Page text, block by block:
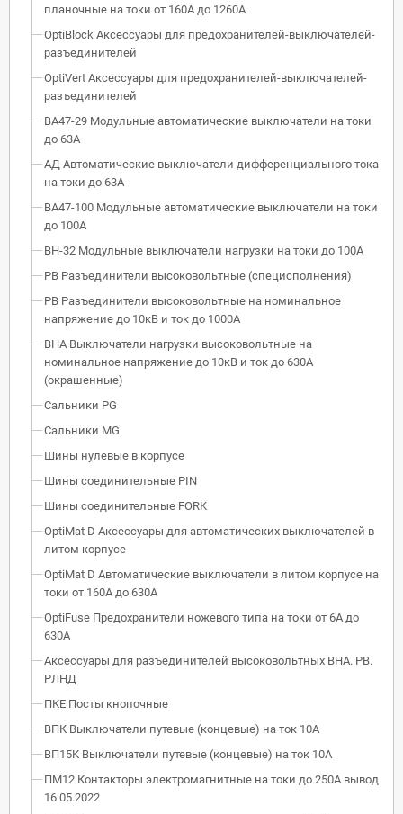
планочные на токи от 160А до 1260А
OptiBlock Аксессуары для предохранителей-выключателей-
разъединителей
OptiVert Аксессуары для предохранителей-выключателей-
разъединителей
ВА47-29 Модульные автоматические выключатели на токи
до 63А
АД Автоматические выключатели дифференциального тока
на токи до 63А
ВА47-100 Модульные автоматические выключатели на токи
до 100А
ВН-32 Модульные выключатели нагрузки на токи до 100А
РВ Разъединители высоковольтные (специсполнения)
РВ Разъединители высоковольтные на номинальное
напряжение до 10кВ и ток до 1000А
ВНА Выключатели нагрузки высоковольтные на
номинальное напряжение до 10кВ и ток до 630А
(окрашенные)
Сальники PG
Сальники MG
Шины нулевые в корпусе
Шины соединительные PIN
Шины соединительные FORK
OptiMat D Аксессуары для автоматических выключателей в
литом корпусе
OptiMat D Автоматические выключатели в литом корпусе на
токи от 160А до 630А
OptiFuse Предохранители ножевого типа на токи от 6А до
630А
Аксессуары для разъединителей высоковольтных ВНА. РВ.
РЛНД
ПКЕ Посты кнопочные
ВПК Выключатели путевые (концевые) на ток 10А
ВП15К Выключатели путевые (концевые) на ток 10А
ПМ12 Контакторы электромагнитные на токи до 250А вывод
16.05.2022